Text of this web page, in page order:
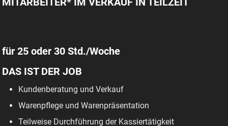
für 25 oder 30 Std./Woche
DAS IST DER JOB
Kundenberatung und Verkauf
Warenpflege und Warenpräsentation
Teilweise Durchführung der Kassiertätigkeit